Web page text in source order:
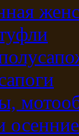
осенние